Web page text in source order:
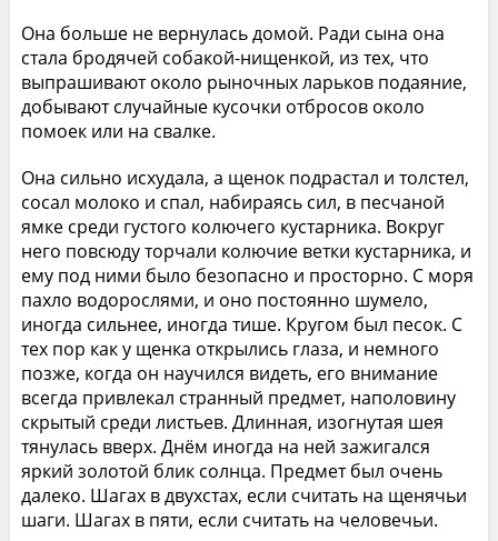
Она больше не вернулась домой. Ради сына она
стала бродячей собакой-нищенкой, из тех, что
выпрашивают около рыночных ларьков подаяние,
добывают случайные кусочки отбросов около
помоек или на свалке.
Она сильно исхудала, а щенок подрастал и толстел,
сосал молоко и спал, набираясь сил, в песчаной
ямке среди густого колючего кустарника. Вокруг
него повсюду торчали колючие ветки кустарника, и
ему под ними было безопасно и просторно. С моря
пахло водорослями, и оно постоянно шумело,
иногда сильнее, иногда тише. Кругом был песок. С
тех пор как у щенка открылись глаза, и немного
позже, когда он научился видеть, его внимание
всегда привлекал странный предмет, наполовину
скрытый среди листьев. Длинная, изогнутая шея
тянулась вверх. Днём иногда на ней зажигался
яркий золотой блик солнца. Предмет был очень
далеко. Шагах в двухстах, если считать на щенячьи
шаги. Шагах в пяти, если считать на человечьи.